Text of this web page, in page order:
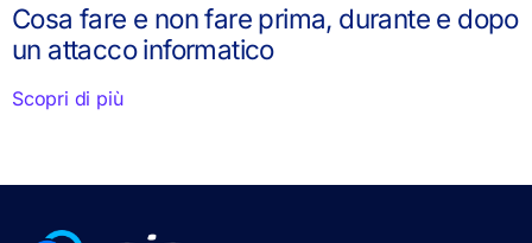
Cosa fare e non fare prima, durante e dopo
un attacco informatico
Scopri di più